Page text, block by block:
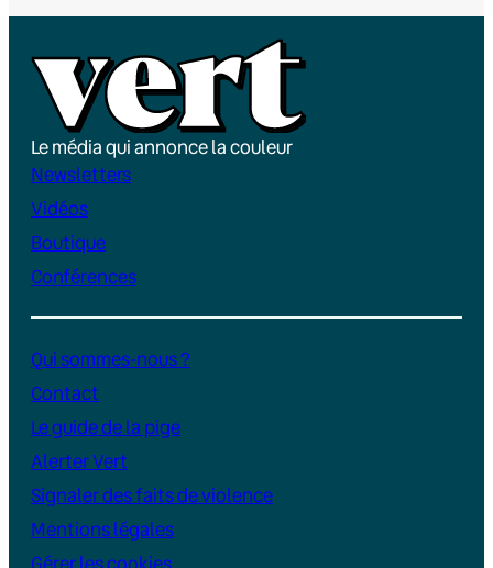
Le média qui annonce la couleur
Newsletters
Vidéos
Boutique
Conférences
Qui sommes-nous ?
Contact
Le guide de la pige
Alerter Vert
Signaler des faits de violence
Mentions légales